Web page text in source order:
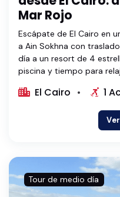
Mar Rojo
Escápate de El Cairo en
a Ain Sokhna con
día a un resort de 4
piscina y tiempo para
El Cairo 1
Tour de medio día